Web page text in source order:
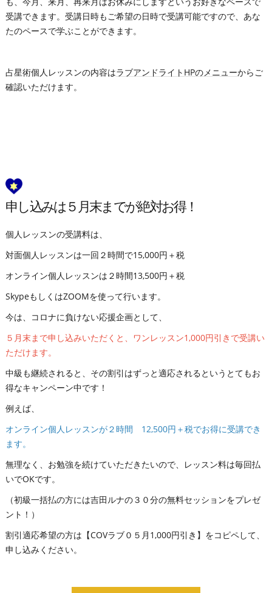
受講できます。受講日時もご希望の日時で受講可能ですので、あな
たのペースで学ぶことができます。
占星術個人レッスンの内容はラブアンドライトHPのメニューからご
確認いただけます。
申し込みは５月末までが絶対お得！
個人レッスンの受講料は、
対面個人レッスンは一回２時間で15,000円＋税
オンライン個人レッスンは２時間13,500円＋税
SkypeもしくはZOOMを使って行います。
今は、コロナに負けない応援企画として、
５月末まで申し込みいただくと、ワンレッスン1,000円引きで受講い
ただけます。
中級も継続されると、その割引はずっと適応されるというとてもお
得なキャンペーン中です！
例えば、
オンライン個人レッスンが２時間 12,500円＋税でお得に受講でき
ます。
無理なく、お勉強を続けていただきたいので、レッスン料は毎回払
いでOKです。
（初級一括払の方には吉田ルナの３０分の無料セッションをプレゼ
ント！）
割引適応希望の方は【COVラブ０５月1,000円引き】をコピペして、
申し込みください。